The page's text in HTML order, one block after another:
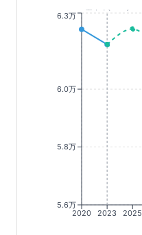
2020 2023 2025
5.6万
5.8万
6.0万
6.3万